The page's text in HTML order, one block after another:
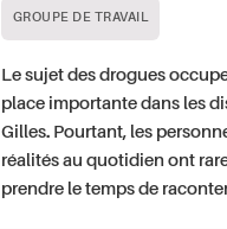
GROUPE DE TRAVAIL
Le sujet des drogues
place importante dans les
Gilles. Pourtant, les
réalités au quotidien ont
prendre le temps de